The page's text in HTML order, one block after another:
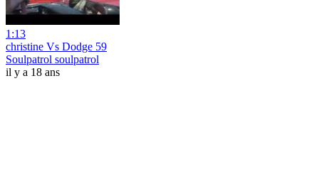
1:13
christine Vs Dodge 59
Soulpatrol soulpatrol
il y a 18 ans